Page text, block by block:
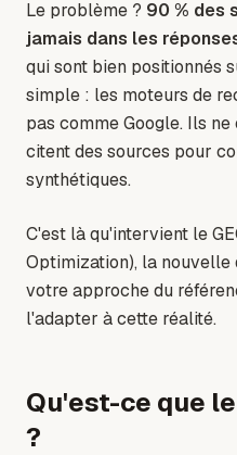
Le problème ? 90 % des
jamais dans les
qui sont bien positionnés
simple : les moteurs de
pas comme Google. Ils
citent des sources pour
synthétiques.
C'est là qu'intervient le
Optimization), la
votre approche du
l'adapter à cette réalité.
Qu'est-ce que
?